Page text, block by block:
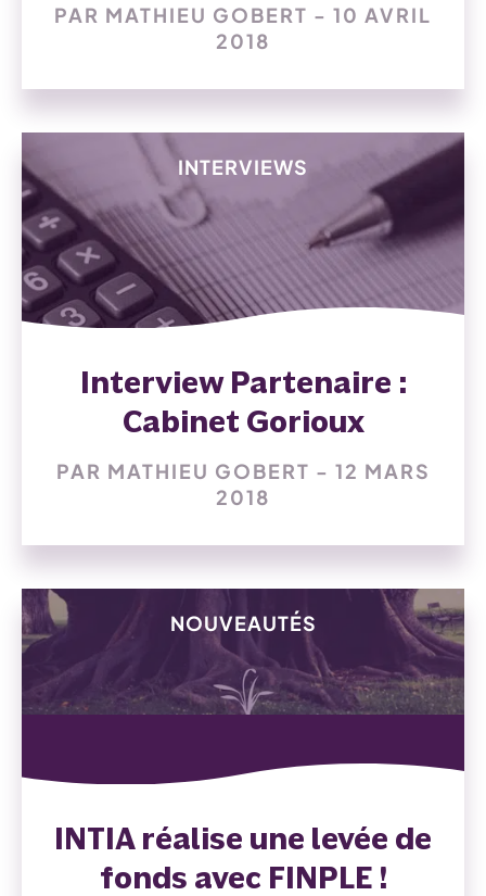
PAR MATHIEU GOBERT - 10 AVRIL
2018
INTERVIEWS
Interview Partenaire :
Cabinet Gorioux
PAR MATHIEU GOBERT - 12 MARS
2018
NOUVEAUTÉS
INTIA réalise une levée de
fonds avec FINPLE !